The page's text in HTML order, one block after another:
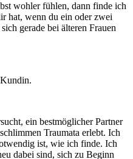
wohler fühlen, dann finde ich
hat, wenn du ein oder zwei
gerade bei älteren Frauen
ein bestmöglicher Partner
Traumata erlebt. Ich
ist, wie ich finde. Ich
dabei sind, sich zu Beginn